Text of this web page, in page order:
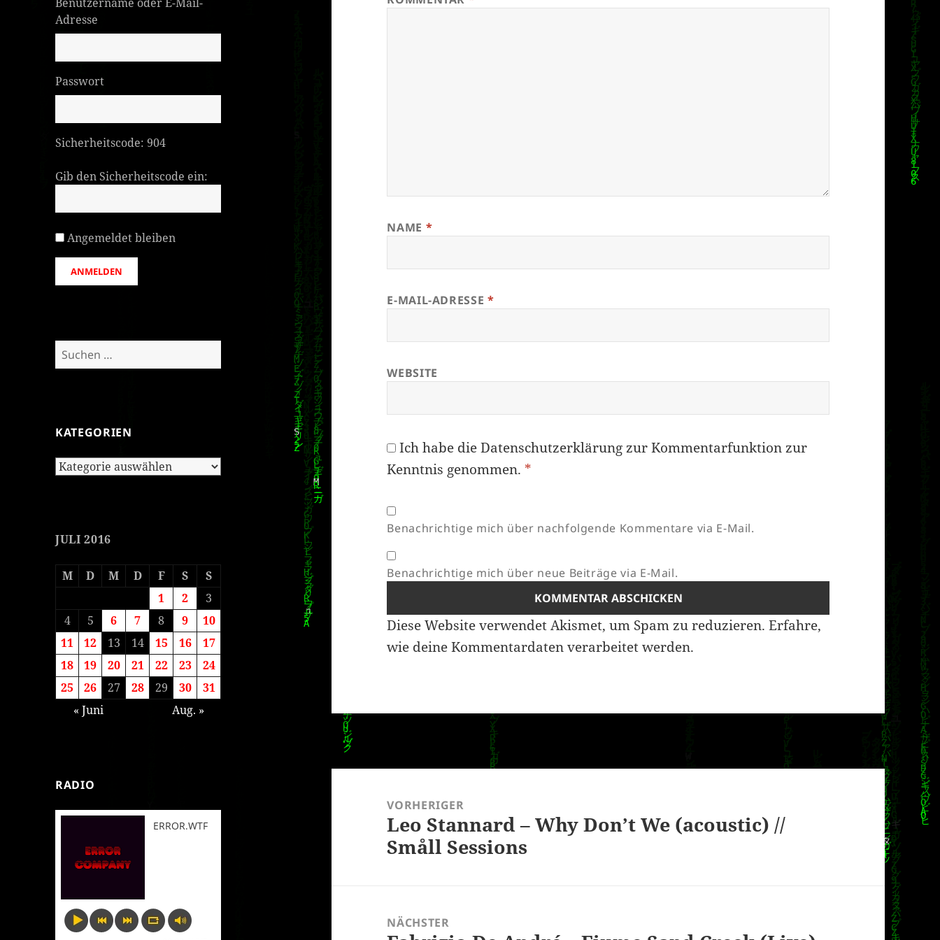
Adresse
Passwort
Sicherheitscode: 904
Gib den Sicherheitscode ein:
Angemeldet bleiben
ANMELDEN
Suchen
nach:
KATEGORIEN
Kategorien
JULI 2016
M D M D F S
S
1
2
3
4
5 6 7 8 9
10
11
12 13 14 15 16
17
18
19 20 21 22 23
24
25
26 27 28 29 30
31
« Juni
Aug. »
RADIO
ERROR.WTF
NAME *
E-MAIL-ADRESSE *
WEBSITE
Ich habe dieDatenschutzerklärungzur Kommentarfunktion zur
Kenntnis genommen. *
Benachrichtige mich über nachfolgende Kommentare via E-Mail.
Benachrichtige mich über neue Beiträge via E-Mail.
Diese Website verwendet Akismet, um Spam zu reduzieren.Erfahre,
wie deine Kommentardaten verarbeitet werden.
VORHERIGER
Vorheriger
Beitrag:
Leo Stannard – Why Don’t We (acoustic) //
Småll Sessions
NÄCHSTER